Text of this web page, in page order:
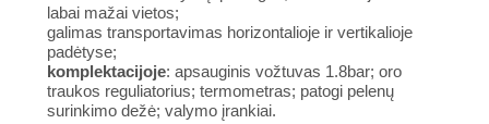
labai mažai vietos;
galimas transportavimas horizontalioje ir vertikalioje
padėtyse;
komplektacijoje: apsauginis vožtuvas 1.8bar; oro
traukos reguliatorius; termometras; patogi pelenų
surinkimo dežė; valymo įrankiai.